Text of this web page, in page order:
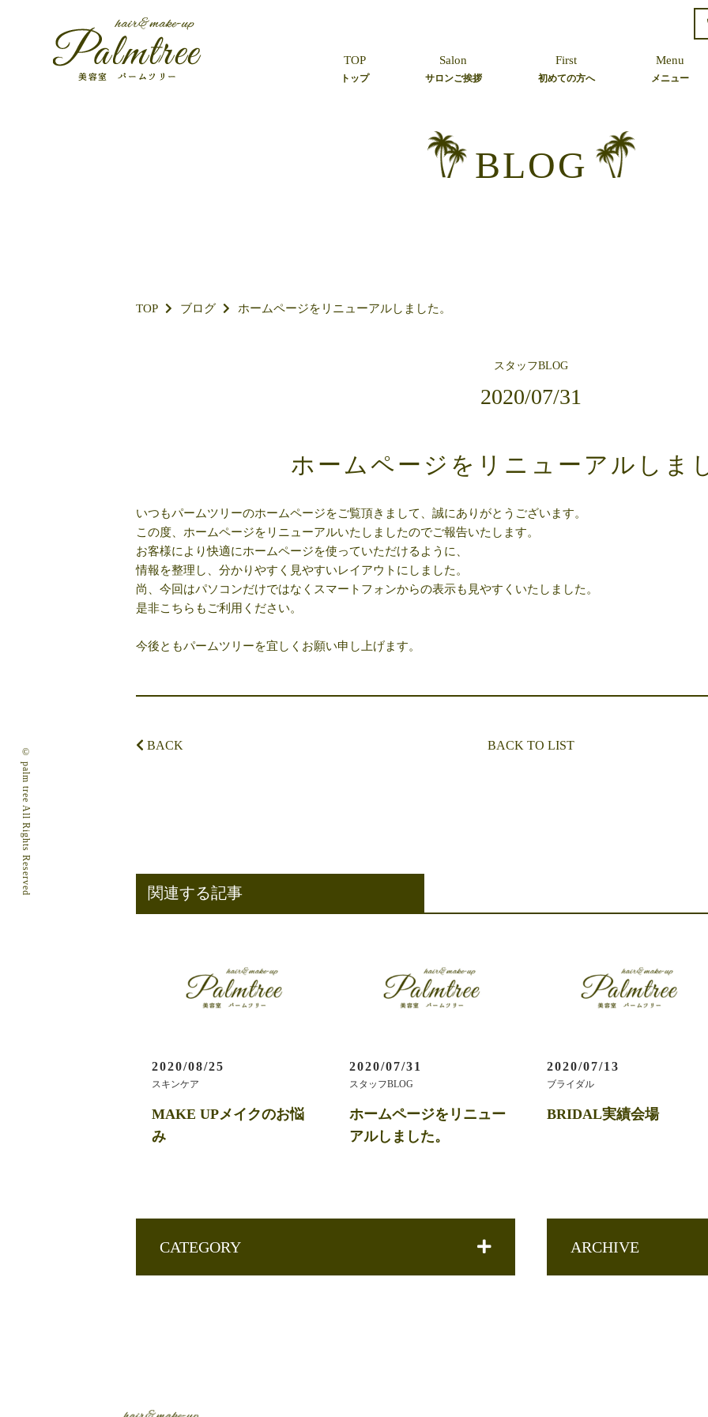
TOP
トップ
Salon
サロンご挨拶
First
初めての方へ
Menu
メニュー
BLOG
TOP ブログ ホームページをリニューアルしました。
スタッフBLOG
2020/07/31
ホームページをリニューアルしま
いつもパームツリーのホームページをご覧頂きまして、誠にありがとうございます。
この度、ホームページをリニューアルいたしましたのでご報告いたします。
お客様により快適にホームページを使っていただけるように、
情報を整理し、分かりやすく見やすいレイアウトにしました。
尚、今回はパソコンだけではなくスマートフォンからの表示も見やすくいたしました。
是非こちらもご利用ください。
今後ともパームツリーを宜しくお願い申し上げます。
BACK BACK TO LIST
関連する記事
2020/08/25
スキンケア
MAKE UPメイクのお悩
み
2020/07/31
スタッフBLOG
ホームページをリニュー
アルしました。
2020/07/13
ブライダル
BRIDAL実績会場
CATEGORY ARCHIVE
© palm tree All Rights Reserved